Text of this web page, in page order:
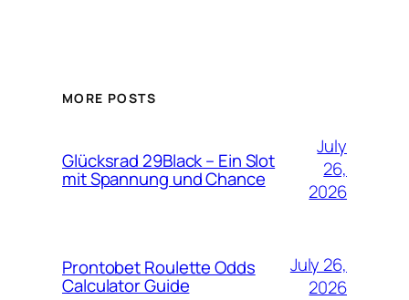
MORE POSTS
Glücksrad 29Black – Ein Slot
mit Spannung und Chance
July
26,
2026
Prontobet Roulette Odds
Calculator Guide
July 26,
2026